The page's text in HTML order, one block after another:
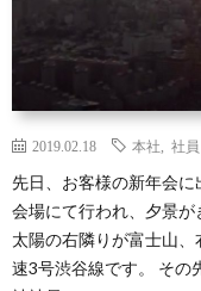
2019.02.18 本社 社
先日、お客様の新年会
会場にて行われ、夕景
太陽の右隣りが富士山
速3号渋谷線です。 その